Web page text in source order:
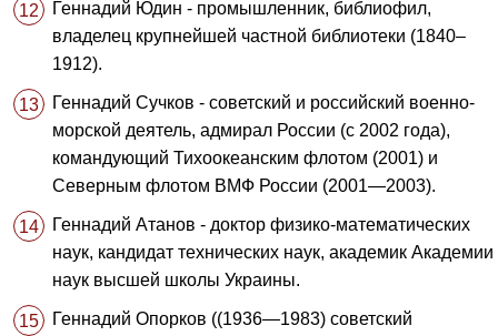
Геннадий Юдин - промышленник, библиофил,
владелец крупнейшей частной библиотеки (1840–
1912).
Геннадий Сучков - советский и российский военно-
морской деятель, адмирал России (с 2002 года),
командующий Тихоокеанским флотом (2001) и
Северным флотом ВМФ России (2001—2003).
Геннадий Атанов - доктор физико-математических
наук, кандидат технических наук, академик Академии
наук высшей школы Украины.
Геннадий Опорков ((1936—1983) советский